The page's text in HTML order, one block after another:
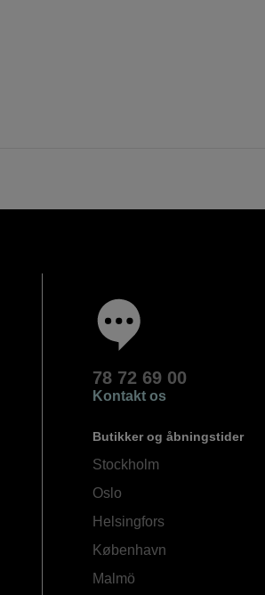
78 72 69 00
Kontakt os
Butikker og åbningstider
Stockholm
Oslo
Helsingfors
København
Malmö